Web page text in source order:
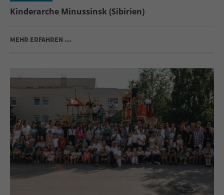
Kinderarche Minussinsk (Sibirien)
MEHR ERFAHREN …